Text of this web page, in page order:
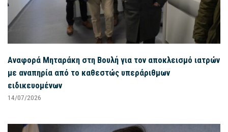
Αναφορά Μηταράκη στη Βουλή για τον αποκλεισμό ιατρών
με αναπηρία από το καθεστώς υπεράριθμων
ειδικευομένων
14/07/2026